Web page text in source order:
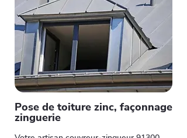
Pose de toiture zinc, façonnage
zinguerie